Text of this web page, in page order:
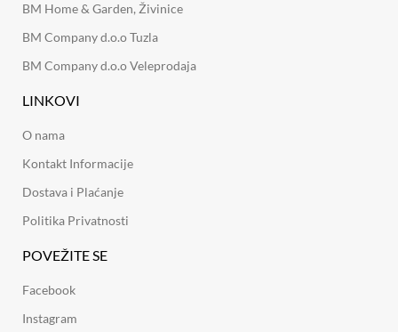
BM Home & Garden, Živinice
BM Company d.o.o Tuzla
BM Company d.o.o Veleprodaja
LINKOVI
O nama
Kontakt Informacije
Dostava i Plaćanje
Politika Privatnosti
POVEŽITE SE
Facebook
Instagram